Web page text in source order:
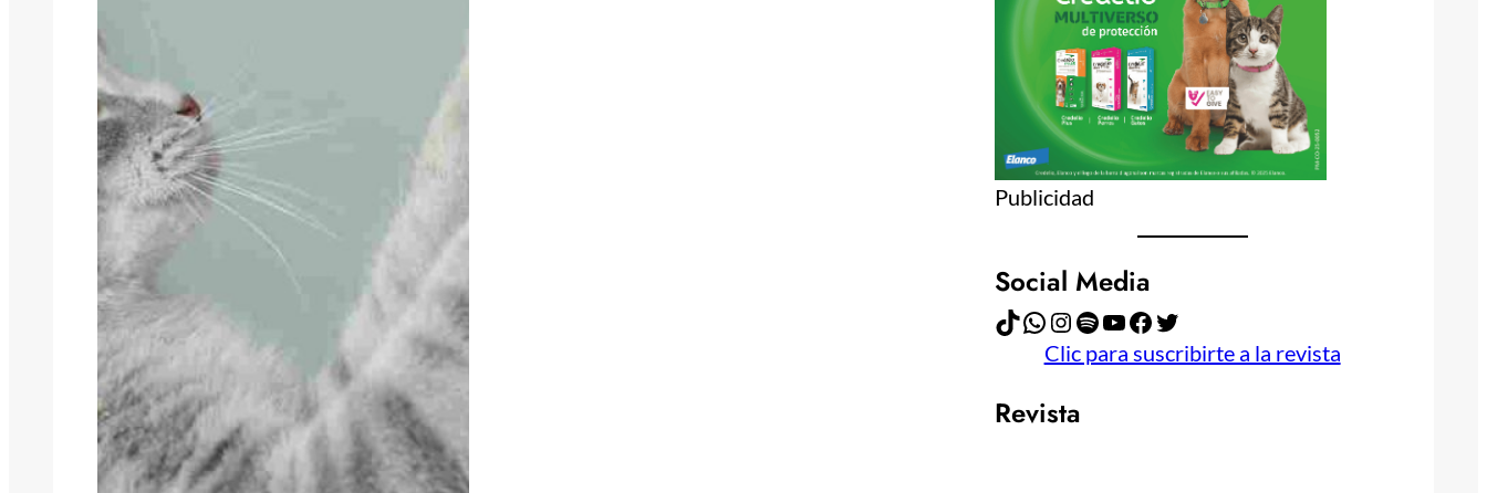
Publicidad
Social Media
TikTok WhatsApp Instagram Spotify YouTube Facebook Twitter
Clic para suscribirte a la revista
Revista